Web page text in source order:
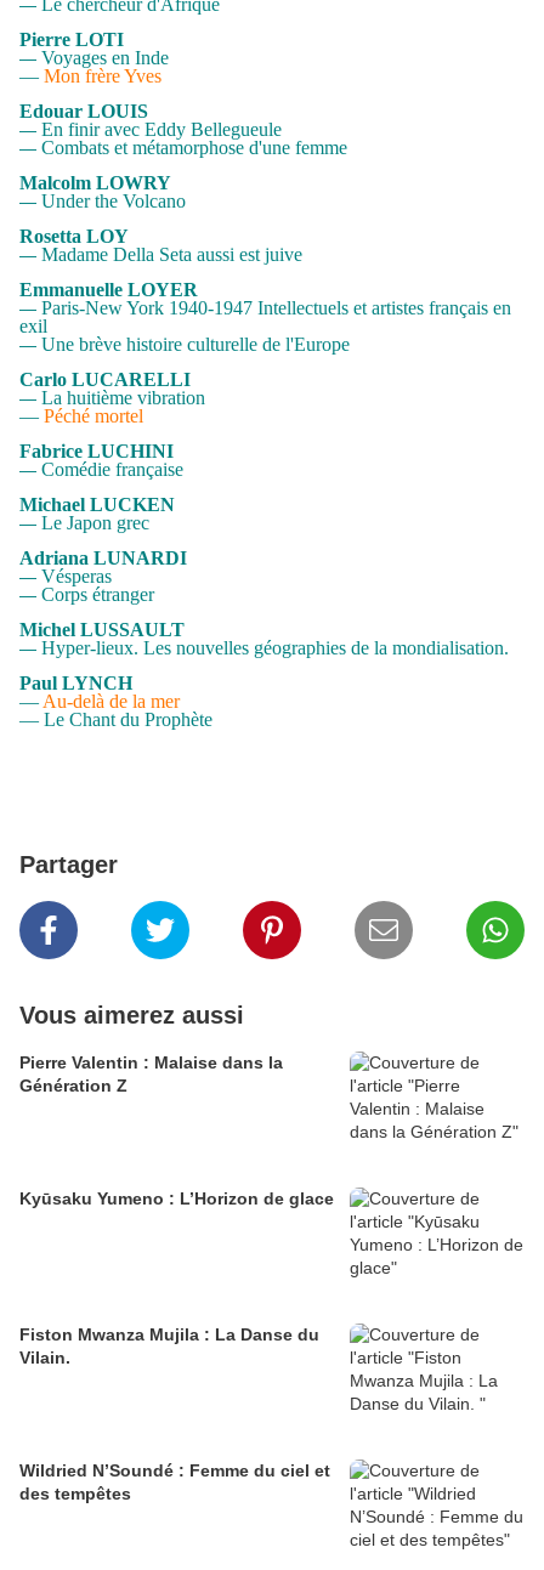
— Le chercheur d'Afrique
Pierre LOTI
— Voyages en Inde
— Mon frère Yves
Edouar LOUIS
— En finir avec Eddy Bellegueule
— Combats et métamorphose d'une femme
Malcolm LOWRY
— Under the Volcano
Rosetta LOY
— Madame Della Seta aussi est juive
Emmanuelle LOYER
— Paris-New York 1940-1947 Intellectuels et artistes français en
exil
— Une brève histoire culturelle de l'Europe
Carlo LUCARELLI
— La huitième vibration
— Péché mortel
Fabrice LUCHINI
— Comédie française
Michael LUCKEN
— Le Japon grec
Adriana LUNARDI
— Vésperas
— Corps étranger
Michel LUSSAULT
— Hyper-lieux. Les nouvelles géographies de la mondialisation.
Paul LYNCH
— Au-delà de la mer
— Le Chant du Prophète
Partager
Vous aimerez aussi
Pierre Valentin : Malaise dans la
Génération Z
Kyūsaku Yumeno : L’Horizon de glace
Fiston Mwanza Mujila : La Danse du
Vilain.
Wildried N’Soundé : Femme du ciel et
des tempêtes